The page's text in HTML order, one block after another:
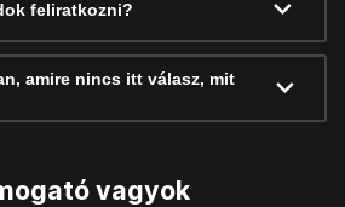
feliratkozni?
amire nincs itt válasz, mit
vagyok